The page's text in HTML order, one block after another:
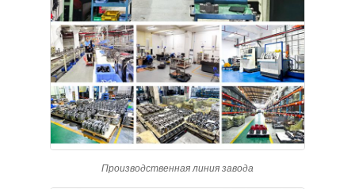
Производственная линия завода